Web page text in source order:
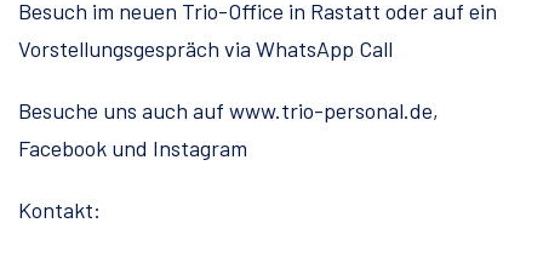
Besuch im neuen Trio-Office in Rastatt oder auf ein
Vorstellungsgespräch via WhatsApp Call
Besuche uns auch auf www.trio-personal.de,
Facebook und Instagram
Kontakt: